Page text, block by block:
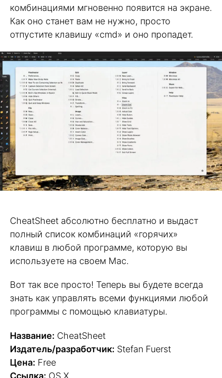
комбинациями мгновенно появится на экране.
Как оно станет вам не нужно, просто
отпустите клавишу «cmd» и оно пропадет.
CheatSheet абсолютно бесплатно и выдаст
полный список комбинаций «горячих»
клавиш в любой программе, которую вы
используете на своем Mac.
Вот так все просто! Теперь вы будете всегда
знать как управлять всеми функциями любой
программы с помощью клавиатуры.
Название: CheatSheet
Издатель/разработчик: Stefan Fuerst
Цена: Free
Ссылка: OS X